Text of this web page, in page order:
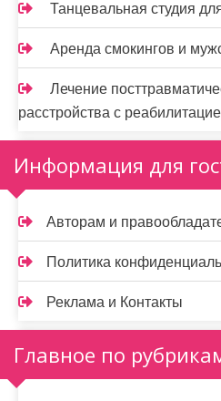
Танцевальная студия
Аренда смокингов и
Лечение
расстройства с
Информация для
Авторам и
Политика
Реклама и Контакты
Главное по